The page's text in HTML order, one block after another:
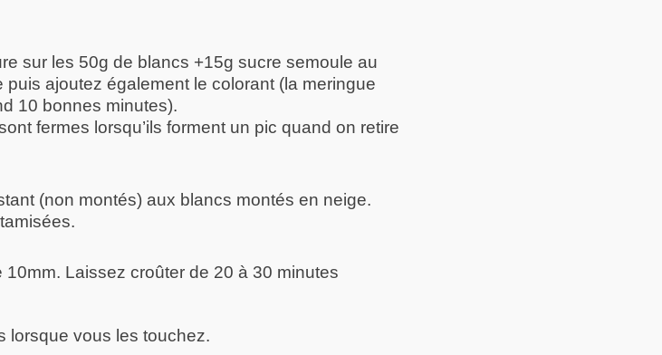
sur les 50g de blancs +15g sucre semoule au
ajoutez également le colorant (la meringue
10 bonnes minutes).
fermes lorsqu’ils forment un pic quand on retire
(non montés) aux blancs montés en neige.
Laissez croûter de 20 à 30 minutes
lorsque vous les touchez.